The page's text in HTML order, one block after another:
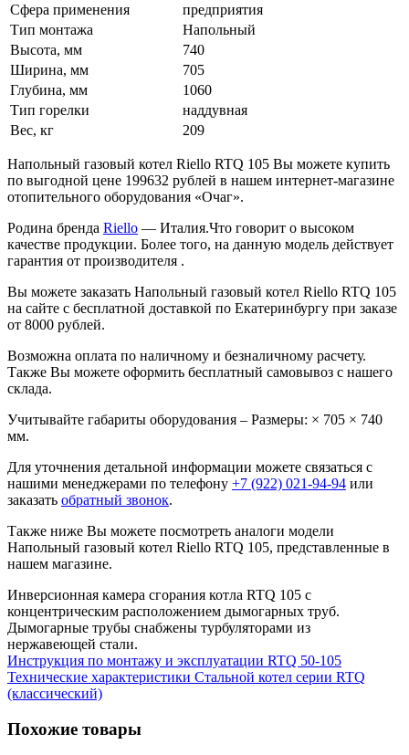
Сфера применения
предприятия
Тип монтажа
Напольный
Высота, мм
740
Ширина, мм
705
Глубина, мм
1060
Тип горелки
наддувная
Вес, кг
209
Напольный газовый котел Riello RTQ 105 Вы можете купить
по выгодной цене 199632 рублей в нашем интернет-магазине
отопительного оборудования «Очаг».
Родина бренда Riello — Италия.Что говорит о высоком
качестве продукции. Более того, на данную модель действует
гарантия от производителя .
Вы можете заказать Напольный газовый котел Riello RTQ 105
на сайте с бесплатной доставкой по Екатеринбургу при заказе
от 8000 рублей.
Возможна оплата по наличному и безналичному расчету.
Также Вы можете оформить бесплатный самовывоз с нашего
склада.
Учитывайте габариты оборудования – Размеры: × 705 × 740
мм.
Для уточнения детальной информации можете связаться с
нашими менеджерами по телефону +7 (922) 021-94-94 или
заказать обратный звонок.
Также ниже Вы можете посмотреть аналоги модели
Напольный газовый котел Riello RTQ 105, представленные в
нашем магазине.
Инверсионная камера сгорания котла RTQ 105 с
концентрическим расположением дымогарных труб.
Дымогарные трубы снабжены турбуляторами из
нержавеющей стали.
Инструкция по монтажу и эксплуатации RTQ 50-105
Технические характеристики Стальной котел серии RTQ
(классический)
Похожие товары